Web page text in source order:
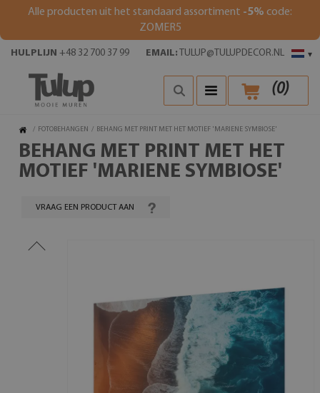
Alle producten uit het standaard assortiment -5% code:
ZOMER5
▾
HULPLIJN +48 32 700 37 99 EMAIL: TULUP@TULUPDECOR.NL
(0)
/ FOTOBEHANGEN / BEHANG MET PRINT MET HET MOTIEF 'MARIENE SYMBIOSE'
BEHANG MET PRINT MET HET
MOTIEF 'MARIENE SYMBIOSE'
VRAAG EEN PRODUCT AAN